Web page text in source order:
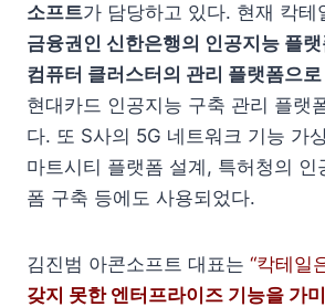
소프트가 담당하고 있다. 현재 칵테
금융권인 신한은행의 인공지능 플
컴퓨터 클러스터의 관리 플랫폼으
현대카드 인공지능 구축 관리 플랫
다. 또 S사의 5G 네트워크 기능 가
마트시티 플랫폼 설계, 특허청의 인
폼 구축 등에도 사용되었다.
김진범 아콘소프트 대표는 “칵테일
갖지 못한 엔터프라이즈 기능을 가미